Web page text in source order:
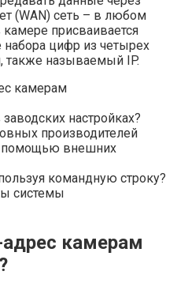
(WAN) сеть – в любом
присваивается
цифр из четырех
также называемый IP.
камерам
настройках?
производителей
помощью внешних
командную строку?
системы
камерам